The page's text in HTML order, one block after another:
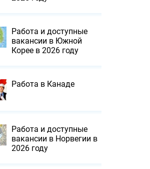
Работа и доступные
вакансии в Южной
Корее в 2026 году
Работа в Канаде
Работа и доступные
вакансии в Норвегии в
2026 году